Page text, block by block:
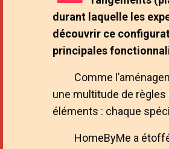
durant laquelle les
découvrir ce
principales
Comme
une multitude de
éléments : chaque
HomeByMe a